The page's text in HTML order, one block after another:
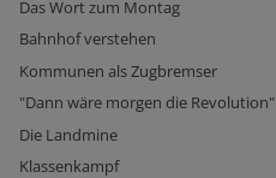
Das Wort zum Montag
Bahnhof verstehen
Kommunen als Zugbremser
"Dann wäre morgen die Revolution"
Die Landmine
Klassenkampf